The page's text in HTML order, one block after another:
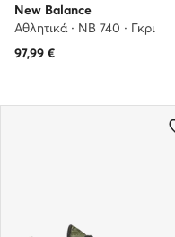
New Balance
Αθλητικά · NB 740 · Γκρι
97,99 €